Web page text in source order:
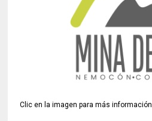
Clic en la imagen para más información